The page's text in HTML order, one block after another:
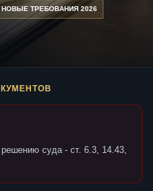
НОВЫЕ ТРЕБОВАНИЯ 2026
решению суда - ст. 6.3, 14.43,